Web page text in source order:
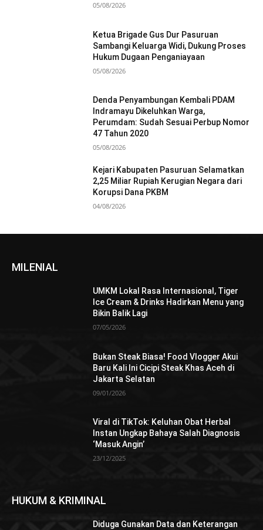
05/08/2026
Ketua Brigade Gus Dur Pasuruan
Sambangi Keluarga Widi, Dukung Proses
Hukum Dugaan Penganiayaan
05/08/2026
Denda Penyambungan Kembali PDAM
Indramayu Dikeluhkan Warga,
Perumdam: Sudah Sesuai Perbup Nomor
47 Tahun 2020
05/08/2026
Kejari Kabupaten Pasuruan Selamatkan
2,25 Miliar Rupiah Kerugian Negara dari
Korupsi Dana PKBM
04/08/2026
MILENIAL
UMKM Lokal Rasa Internasional, Tiger
Ice Cream & Drinks Hadirkan Menu yang
Bikin Balik Lagi
07/05/2026
Bukan Steak Biasa! Food Vlogger Akui
Baru Kali Ini Cicipi Steak Khas Aceh di
Jakarta Selatan
09/01/2026
Viral di TikTok: Keluhan Obat Herbal
Instan Ungkap Bahaya Salah Diagnosis
‘Masuk Angin’
23/12/2025
HUKUM & KRIMINAL
Diduga Gunakan Data dan Keterangan